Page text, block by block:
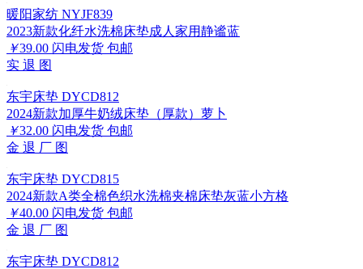
暖阳家纺 NYJF839
2023新款化纤水洗棉床垫成人家用静谧蓝
￥39.00 闪电发货 包邮
实 退 图
东宇床垫 DYCD812
2024新款加厚牛奶绒床垫（厚款）萝卜
￥32.00 闪电发货 包邮
金 退 厂 图
东宇床垫 DYCD815
2024新款A类全棉色织水洗棉夹棉床垫灰蓝小方格
￥40.00 闪电发货 包邮
金 退 厂 图
东宇床垫 DYCD812